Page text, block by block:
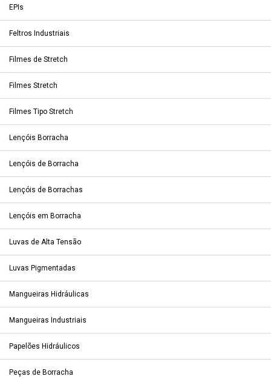
EPIs
Feltros Industriais
Filmes de Stretch
Filmes Stretch
Filmes Tipo Stretch
Lençóis Borracha
Lençóis de Borracha
Lençóis de Borrachas
Lençóis em Borracha
Luvas de Alta Tensão
Luvas Pigmentadas
Mangueiras Hidráulicas
Mangueiras Industriais
Papelões Hidráulicos
Peças de Borracha